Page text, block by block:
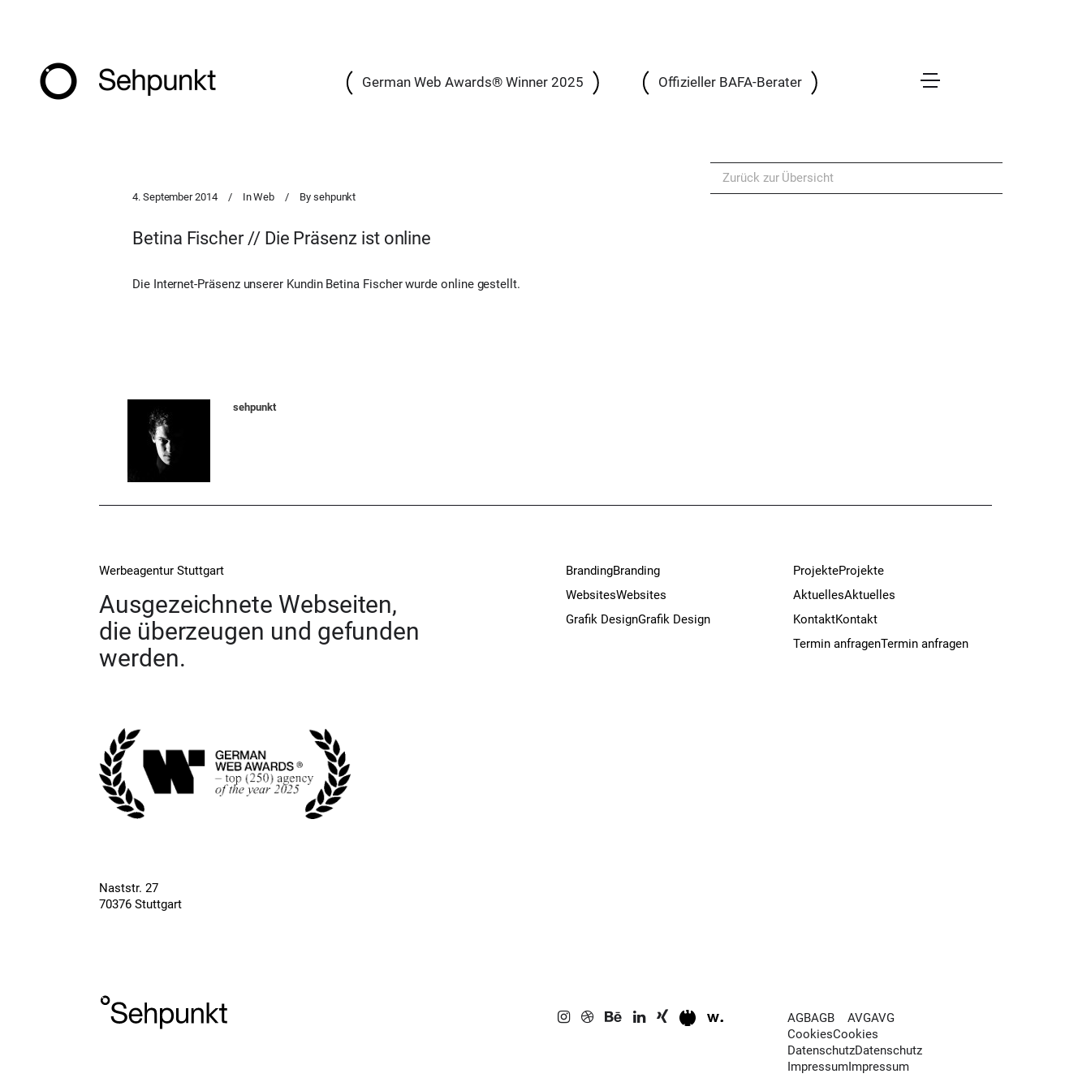
German Web Awards® Winner 2025 Offizieller BAFA-Berater
4. September 2014 InWeb By sehpunkt
Betina Fischer // Die Präsenz ist online
Die Internet-Präsenz unserer Kundin Betina Fischer wurde online gestellt.
sehpunkt
Zurück zur Übersicht
Werbeagentur Stuttgart
Ausgezeichnete Webseiten,
die überzeugen und gefunden
werden.
Naststr. 27
70376 Stuttgart
BrandingBranding
WebsitesWebsites
Grafik DesignGrafik Design
ProjekteProjekte
AktuellesAktuelles
KontaktKontakt
Termin anfragenTermin anfragen
AGBAGB AVGAVG
CookiesCookies
DatenschutzDatenschutz
ImpressumImpressum